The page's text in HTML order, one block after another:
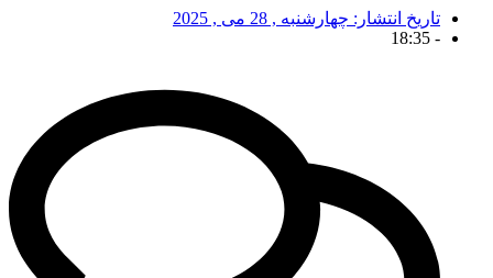
تاریخ انتشار: چهارشنبه , 28 می , 2025
-
18:35